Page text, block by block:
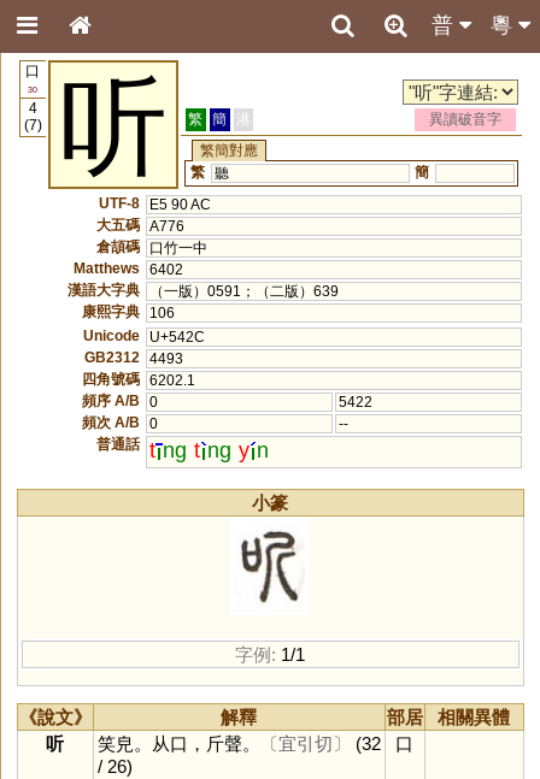
粵
普
口
30
4
(7)
听 繁 簡 港
異讀破音字
繁簡對應
繁 聽
簡
UTF-8
E5 90 AC
大五碼 A776
倉頡碼
口竹一中
Matthews
6402
漢語大字典
（一版）0591；（二版）639
康熙字典
106
Unicode
U+542C
GB2312
4493
四角號碼 6202.1
頻序 A/B
0
5422
頻次 A/B
0
--
普通話 t ng t ng y n
小篆
字例: 1/1
《說文》 解釋 部居
相關異體
听
笑皃。从口，斤聲。 〔宜引切〕
(32
/ 26)
口